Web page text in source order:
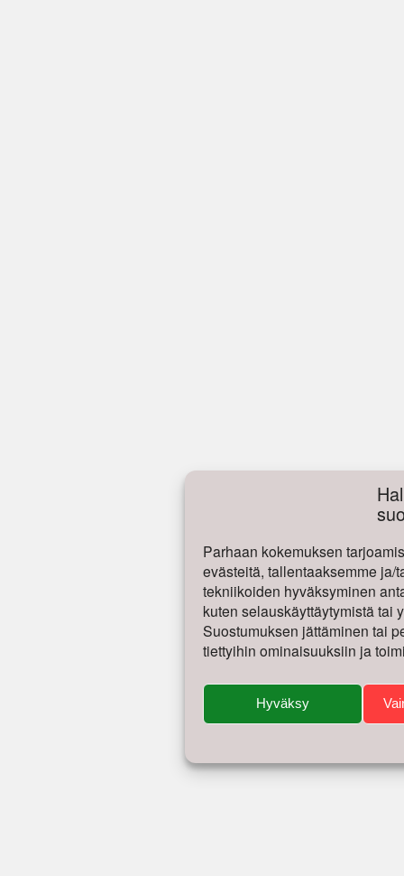
Parhaan kokemuksen
evästeitä, tallentaaksemme ja/
tekniikoiden hyväksyminen
kuten selauskäyttäytymistä tai
Suostumuksen jättäminen tai
tiettyihin ominaisuuksiin ja
Hyväksy